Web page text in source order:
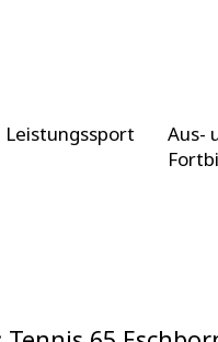
Leistungssport
Aus-